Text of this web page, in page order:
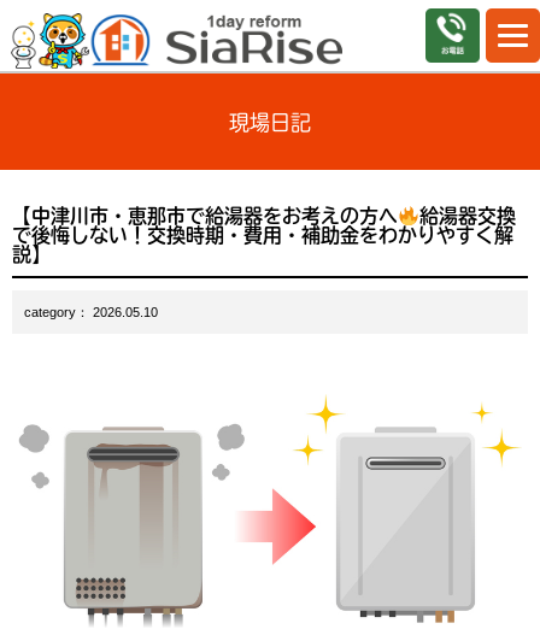
現場日記
【中津川市・恵那市で給湯器をお考えの方へ
給湯器交換
で後悔しない！交換時期・費用・補助金をわかりやすく解
説】
category： 2026.05.10